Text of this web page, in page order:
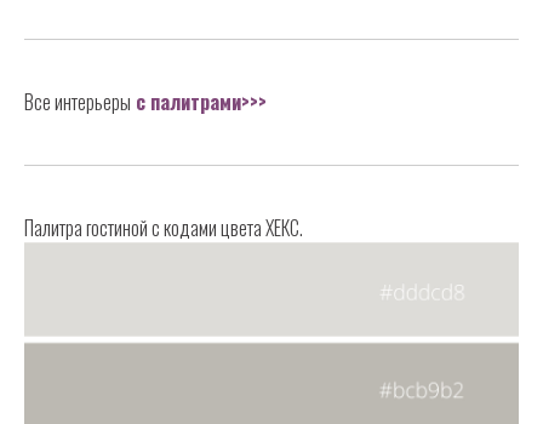
Все интерьеры с палитрами>>>
Палитра гостиной с кодами цвета ХЕКС.